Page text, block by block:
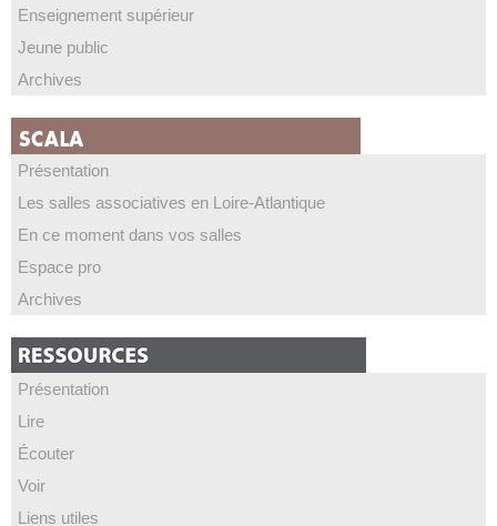
Enseignement supérieur
Jeune public
Archives
Présentation
Les salles associatives en Loire-Atlantique
En ce moment dans vos salles
Espace pro
Archives
Présentation
Lire
Écouter
Voir
Liens utiles